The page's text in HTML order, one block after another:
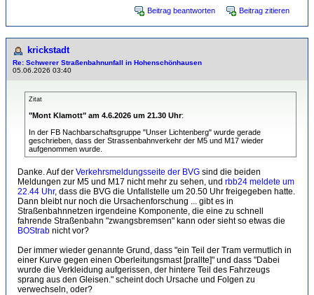
Beitrag beantworten Beitrag zitieren
krickstadt
Re: Schwerer Straßenbahnunfall in Hohenschönhausen
05.06.2026 03:40
Zitat
"Mont Klamott" am 4.6.2026 um 21.30 Uhr:
In der FB Nachbarschaftsgruppe "Unser Lichtenberg" wurde gerade
geschrieben, dass der Strassenbahnverkehr der M5 und M17 wieder
aufgenommen wurde.
Danke. Auf der Verkehrsmeldungsseite der BVG sind die beiden
Meldungen zur M5 und M17 nicht mehr zu sehen, und rbb24 meldete um
22.44 Uhr, dass die BVG die Unfallstelle um 20.50 Uhr freigegeben hatte.
Dann bleibt nur noch die Ursachenforschung ... gibt es in
Straßenbahnnetzen irgendeine Komponente, die eine zu schnell
fahrende Straßenbahn "zwangsbremsen" kann oder sieht so etwas die
BOStrab nicht vor?
Der immer wieder genannte Grund, dass "ein Teil der Tram vermutlich in
einer Kurve gegen einen Oberleitungsmast [prallte]" und dass "Dabei
wurde die Verkleidung aufgerissen, der hintere Teil des Fahrzeugs
sprang aus den Gleisen." scheint doch Ursache und Folgen zu
verwechseln, oder?